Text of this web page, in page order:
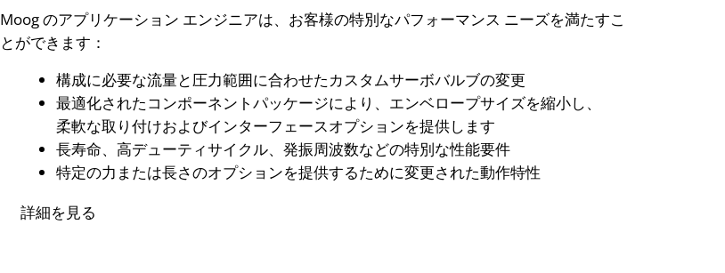
Moog のアプリケーション エンジニアは、お客様の特別なパフォーマンス ニーズを満たすこ
とができます：
構成に必要な流量と圧力範囲に合わせたカスタムサーボバルブの変更
最適化されたコンポーネントパッケージにより、エンベロープサイズを縮小し、
柔軟な取り付けおよびインターフェースオプションを提供します
長寿命、高デューティサイクル、発振周波数などの特別な性能要件
特定の力または長さのオプションを提供するために変更された動作特性
詳細を見る